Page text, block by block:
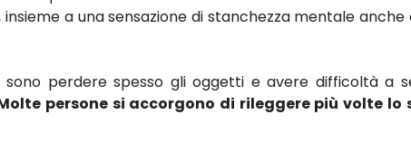
insieme a una sensazione di stanchezza mentale
perdere spesso gli oggetti e avere difficoltà a
persone si accorgono di rileggere più volte lo